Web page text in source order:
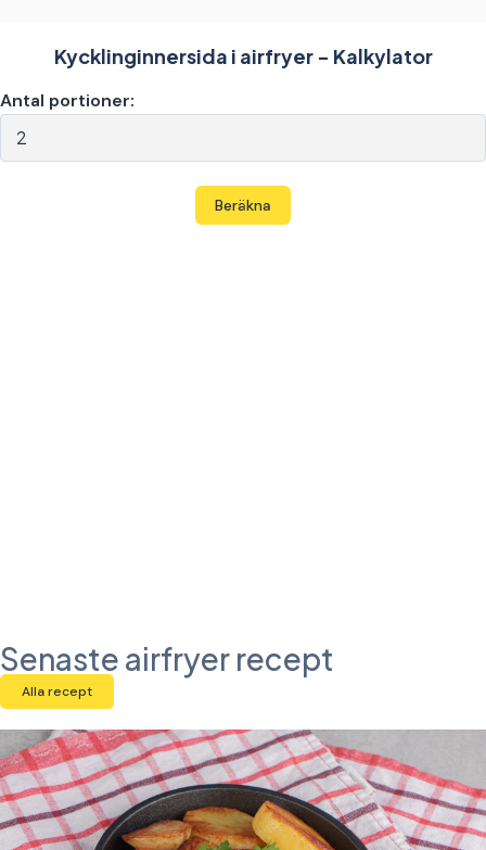
Kycklinginnersida i airfryer - Kalkylator
Antal portioner:
Beräkna
Senaste airfryer recept
Alla recept